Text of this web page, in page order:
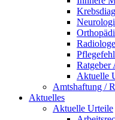
Radiologe
Ratgeber
Aktuelle
Amtshaftung /
Aktuelles
Aktuelle Urteile